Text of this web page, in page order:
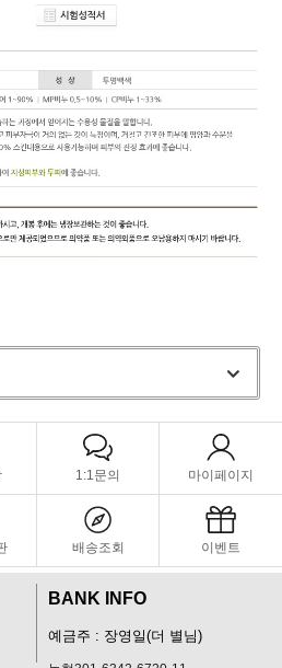
1:1문의 마이페이지
배송조회 이벤트
BANK INFO
예금주 : 장영일(더 별님)